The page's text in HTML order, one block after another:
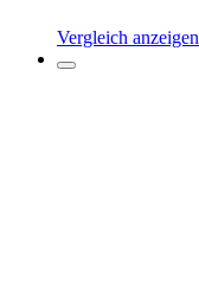
Vergleich anzeigen